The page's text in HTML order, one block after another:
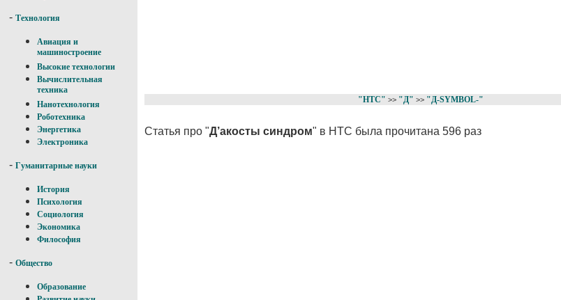
- Технология
Авиация и
машиностроение
Высокие технологии
Вычислительная
техника
Нанотехнология
Роботехника
Энергетика
Электроника
- Гуманитарные науки
История
Психология
Социология
Экономика
Философия
- Общество
Образование
"НТС" >> "Д" >> "Д-SYMBOL-"
Статья про "Д’акосты синдром" в НТС была прочитана 596 раз